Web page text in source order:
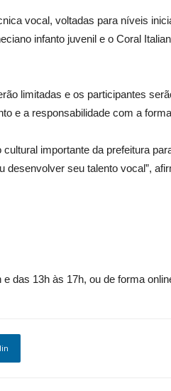
vocal, voltadas para níveis
infanto juvenil e o Coral
limitadas e os participantes
e a responsabilidade com a
importante da prefeitura
seu talento vocal”,
das 13h às 17h, ou de forma